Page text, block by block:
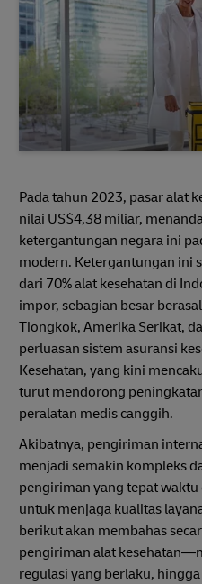
Pada tahun 2023, pasar alat
nilai US$4,38 miliar,
ketergantungan negara ini
modern. Ketergantungan ini
dari 70% alat kesehatan di
impor, sebagian besar
Tiongkok, Amerika Serikat,
perluasan sistem asuransi
Kesehatan, yang kini
turut mendorong
peralatan medis canggih.
Akibatnya, pengiriman
menjadi semakin kompleks
pengiriman yang tepat
untuk menjaga kualitas
berikut akan membahas
pengiriman alat
regulasi yang berlaku,